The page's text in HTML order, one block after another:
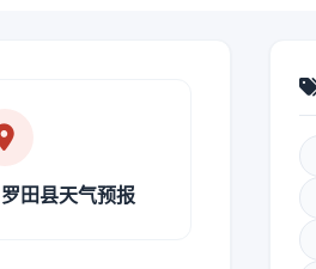
罗田县天气预报